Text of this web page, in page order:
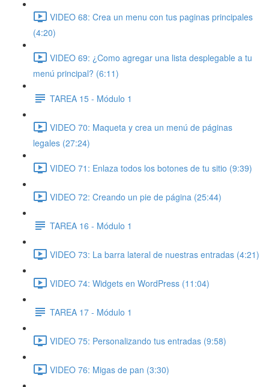
VIDEO 68: Crea un menu con tus paginas principales
(4:20)
VIDEO 69: ¿Como agregar una lista desplegable a tu
menú principal? (6:11)
TAREA 15 - Módulo 1
VIDEO 70: Maqueta y crea un menú de páginas
legales (27:24)
VIDEO 71: Enlaza todos los botones de tu sitio (9:39)
VIDEO 72: Creando un pie de página (25:44)
TAREA 16 - Módulo 1
VIDEO 73: La barra lateral de nuestras entradas (4:21)
VIDEO 74: Widgets en WordPress (11:04)
TAREA 17 - Módulo 1
VIDEO 75: Personalizando tus entradas (9:58)
VIDEO 76: Migas de pan (3:30)